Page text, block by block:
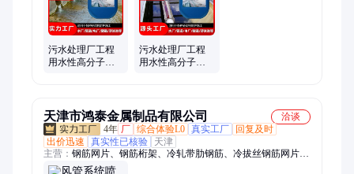
污水处理厂工程
用水性高分子防
污水处理厂工程
用水性高分子防
天津市鸿泰金属制品有限公司
洽谈
4年 厂 综合体验L0 真实工厂
回复及时
出价迅速
真实性已核验
天津
主营： 钢筋网片、钢筋桁架、冷轧带肋钢筋、冷拔丝钢筋网片、
边坡钢筋网片、工地钢筋网片、建筑钢筋网片、煤矿用钢筋网